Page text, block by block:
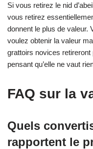
Si vous retirez le nid
vous retirez
donnent le plus de valeur.
voulez obtenir la valeur
grattoirs novices
pensant qu’elle ne vaut
FAQ sur la
Quels
rapportent le